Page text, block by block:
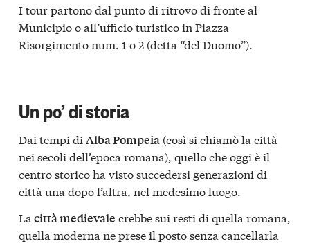
I tour partono dal punto di ritrovo di fronte al
Municipio o all’ufficio turistico in Piazza
Risorgimento num. 1 o 2 (detta “del Duomo”).
Un po’ di storia
Dai tempi di Alba Pompeia (così si chiamò la città
nei secoli dell’epoca romana), quello che oggi è il
centro storico ha visto succedersi generazioni di
città una dopo l’altra, nel medesimo luogo.
La città medievale crebbe sui resti di quella romana,
quella moderna ne prese il posto senza cancellarla